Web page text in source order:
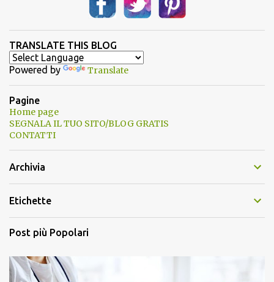
TRANSLATE THIS BLOG
Powered by Translate
Pagine
Home page
SEGNALA IL TUO SITO/BLOG GRATIS
CONTATTI
Archivia
Etichette
Post più Popolari